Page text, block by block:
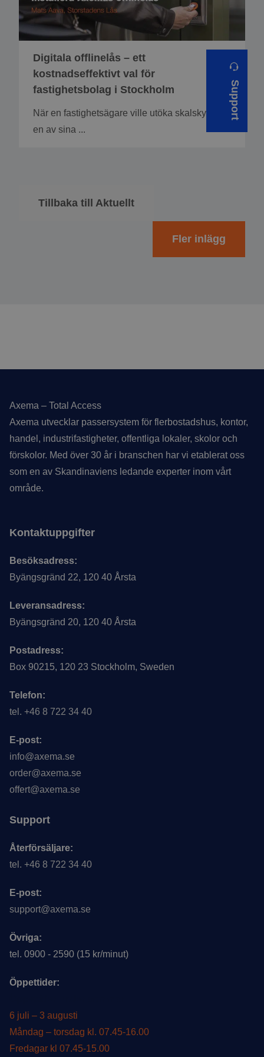
Support
Digitala offlinelås – ett
kostnadseffektivt val för
fastighetsbolag i Stockholm
När en fastighetsägare ville utöka skalskyddet i
en av sina ...
Tillbaka till Aktuellt
Fler inlägg
Axema – Total Access
Axema utvecklar passersystem för flerbostadshus, kontor,
handel, industrifastigheter, offentliga lokaler, skolor och
förskolor. Med över 30 år i branschen har vi etablerat oss
som en av Skandinaviens ledande experter inom vårt
område.
Kontaktuppgifter
Besöksadress:
Byängsgränd 22, 120 40 Årsta
Leveransadress:
Byängsgränd 20, 120 40 Årsta
Postadress:
Box 90215, 120 23 Stockholm, Sweden
Telefon:
tel. +46 8 722 34 40
E-post:
info@axema.se
order@axema.se
offert@axema.se
Support
Återförsäljare:
tel. +46 8 722 34 40
E-post:
support@axema.se
Övriga:
tel. 0900 - 2590 (15 kr/minut)
Öppettider:
6 juli – 3 augusti
Måndag – torsdag kl. 07.45-16.00
Fredagar kl 07.45-15.00